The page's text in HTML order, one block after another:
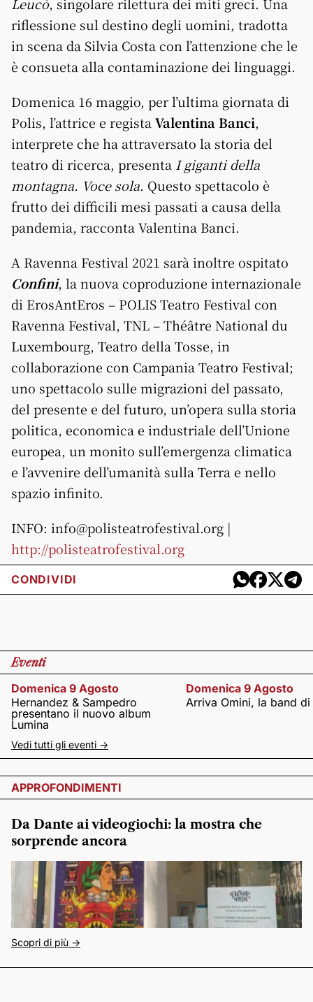
riflessione sul destino degli uomini, tradotta
in scena da Silvia Costa con l’attenzione che le
è consueta alla contaminazione dei linguaggi.
Domenica 16 maggio, per l’ultima giornata di
Polis, l’attrice e regista Valentina Banci,
interprete che ha attraversato la storia del
teatro di ricerca, presenta I giganti della
montagna. Voce sola. Questo spettacolo è
frutto dei difficili mesi passati a causa della
pandemia, racconta Valentina Banci.
A Ravenna Festival 2021 sarà inoltre ospitato
Confini, la nuova coproduzione internazionale
di ErosAntEros – POLIS Teatro Festival con
Ravenna Festival, TNL – Théâtre National du
Luxembourg, Teatro della Tosse, in
collaborazione con Campania Teatro Festival;
uno spettacolo sulle migrazioni del passato,
del presente e del futuro, un’opera sulla storia
politica, economica e industriale dell’Unione
europea, un monito sull’emergenza climatica
e l’avvenire dell’umanità sulla Terra e nello
spazio infinito.
INFO: info@polisteatrofestival.org |
http://polisteatrofestival.org
CONDIVIDI
Eventi
Domenica 9 Agosto
Hernandez & Sampedro
presentano il nuovo album
Lumina
Domenica 9 Agosto
Arriva Omini, la band
Vedi tutti gli eventi ->
APPROFONDIMENTI
Da Dante ai videogiochi: la mostra che
sorprende ancora
Scopri di più ->